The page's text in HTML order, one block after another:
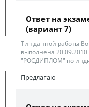
Ответ на
(вариант 7)
Тип данной работы
выполнена
"РОСДИПЛОМ" по
Предлагаю